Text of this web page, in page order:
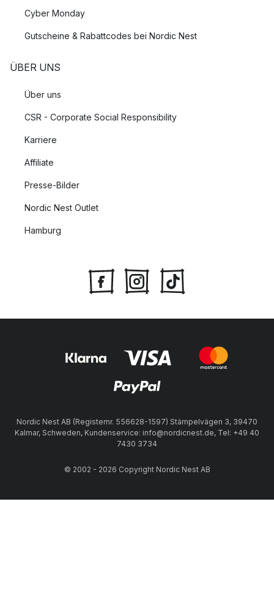
Cyber Monday
Gutscheine & Rabattcodes bei Nordic Nest
ÜBER UNS
Über uns
CSR - Corporate Social Responsibility
Karriere
Affiliate
Presse-Bilder
Nordic Nest Outlet
Hamburg
Nordic Nest AB (Registernr. 556628-1597) Stämpelvägen 3, 39470
Kalmar, Schweden, Kundenservice: info@nordicnest.de, Tel: +49 40
7430 3734
© 2002 - 2026 Copyright Nordic Nest AB